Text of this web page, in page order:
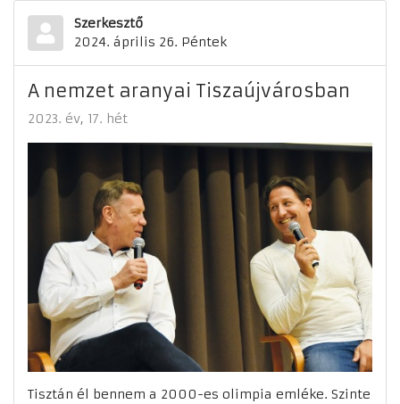
Szerkesztő
2024. április 26. Péntek
A nemzet aranyai Tiszaújvárosban
2023. év 17. hét
Tisztán él bennem a 2000-es olimpia emléke. Szinte